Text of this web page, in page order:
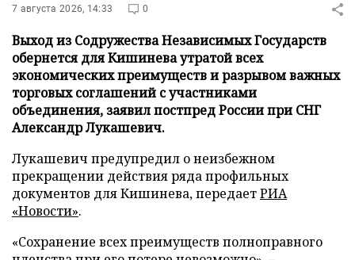
7 августа 2026, 14:33 0
Выход из Содружества Независимых Государств
обернется для Кишинева утратой всех
экономических преимуществ и разрывом важных
торговых соглашений с участниками
объединения, заявил постпред России при СНГ
Александр Лукашевич.
Лукашевич предупредил о неизбежном
прекращении действия ряда профильных
документов для Кишинева, передаетРИА
«Новости».
«Сохранение всех преимуществ полноправного